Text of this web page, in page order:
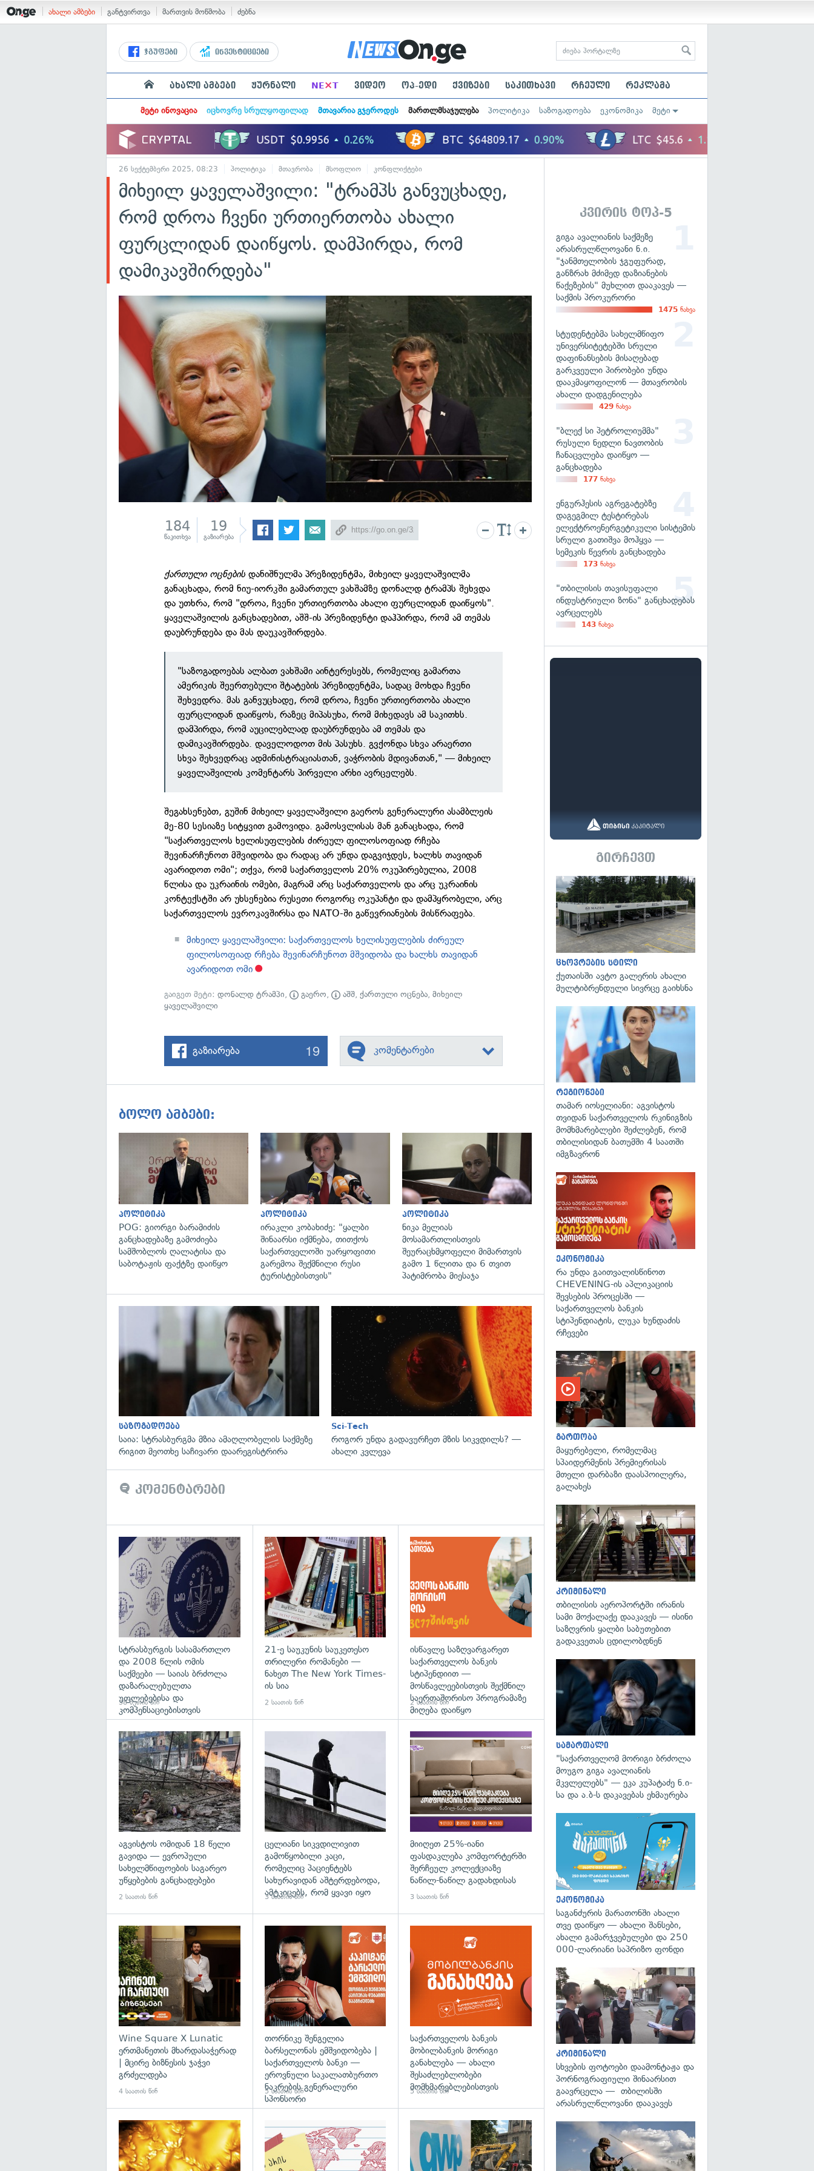
ახალი ამბები განტვირთვა მართვის მოწმობა ძებნა
ჯგუფები ინვესტიციები
ახალი ამბები ჟურნალი NE×T ვიდეო ოპ-ედი ქვიზები საკითხავი რჩეული რეკლამა
მეტი ინოვაცია იცხოვრე სრულყოფილად მთავარია გჯეროდეს მართლმსაჯულება პოლიტიკა საზოგადოება ეკონომიკა მეტი
26 სექტემბერი 2025, 08:23 პოლიტიკა მთავრობა მსოფლიო კონფლიქტები
მიხეილ ყაველაშვილი: "ტრამპს განვუცხადე,
რომ დროა ჩვენი ურთიერთობა ახალი
ფურცლიდან დაიწყოს. დამპირდა, რომ
დამიკავშირდება"
184
წაკითხვა
19
გაზიარება
ქართული ოცნებისდანიშნულმა პრეზიდენტმა, მიხეილ ყაველაშვილმა
განაცხადა, რომ ნიუ-იორკში გამართულ ვახშამზე დონალდ ტრამპს შეხვდა
და უთხრა, რომ "დროა, ჩვენი ურთიერთობა ახალი ფურცლიდან დაიწყოს".
ყაველაშვილის განცხადებით, აშშ-ის პრეზიდენტი დაჰპირდა, რომ ამ თემას
დაუბრუნდება და მას დაუკავშირდება.
"საზოგადოებას ალბათ ვახშამი აინტერესებს, რომელიც გამართა
ამერიკის შეერთებული შტატების პრეზიდენტმა, სადაც მოხდა ჩვენი
შეხვედრა. მას განვუცხადე, რომ დროა, ჩვენი ურთიერთობა ახალი
ფურცლიდან დაიწყოს, რაზეც მიპასუხა, რომ მიხედავს ამ საკითხს.
დამპირდა, რომ აუცილებლად დაუბრუნდება ამ თემას და
დამიკავშირდება. დაველოდოთ მის პასუხს. გვქონდა სხვა არაერთი
სხვა შეხვედრაც ადმინისტრაციასთან, ვაჭრობის მდივანთან," — მიხეილ
ყაველაშვილის კომენტარს პირველი არხი ავრცელებს.
შეგახსენებთ, გუშინ მიხეილ ყაველაშვილი გაეროს გენერალური ასამბლეის
მე-80 სესიაზე სიტყვით გამოვიდა. გამოსვლისას მან განაცხადა, რომ
"საქართველოს ხელისუფლების ძირეულ ფილოსოფიად რჩება
შევინარჩუნოთ მშვიდობა და რადაც არ უნდა დაგვიჯდეს, ხალხს თავიდან
ავარიდოთ ომი"; თქვა, რომ საქართველოს 20% ოკუპირებულია, 2008
წლისა და უკრაინის ომები, მაგრამ არც საქართველოს და არც უკრაინის
კონტექსტში არ უხსენებია რუსეთი როგორც ოკუპანტი და დამპყრობელი, არც
საქართველოს ევროკავშირსა და NATO-ში გაწევრიანების მისწრაფება.
მიხეილ ყაველაშვილი: საქართველოს ხელისუფლების ძირეულ
ფილოსოფიად რჩება შევინარჩუნოთ მშვიდობა და ხალხს თავიდან
ავარიდოთ ომი
გაიგეთ მეტი:დონალდ ტრამპი, გაერო, აშშ,ქართული ოცნება,მიხეილ
ყაველაშვილი
გაზიარება 19 კომენტარები
ბოლო ამბები:
პოლიტიკა
POG: გიორგი ბარამიძის
განცხადებაზე გამოძიება
სამშობლოს ღალატისა და
საბოტაჟის ფაქტზე დაიწყო
გადახედვა
პოლიტიკა
ირაკლი კობახიძე: "ყალბი
შინაარსი იქმნება, თითქოს
საქართველოში უარყოფითი
გარემოა შექმნილი რუსი
ტურისტებისთვის"
გადახედვა
პოლიტიკა
ნიკა მელიას
მოსამართლისთვის
შეურაცხმყოფელი მიმართვის
გამო 1 წლითა და 6 თვით
პატიმრობა მიესაჯა
გადახედვა
საზოგადოება
საია: სტრასბურგმა მზია ამაღლობელის საქმეზე
რიგით მეოთხე საჩივარი დაარეგისტრირა
გადახედვა
Sci-Tech
როგორ უნდა გადავურჩეთ მზის სიკვდილს? —
ახალი კვლევა
კომენტარები
გადახედვა
სტრასბურგის სასამართლო
და 2008 წლის ომის
საქმეები — საიას ბრძოლა
დაზარალებულთა
უფლებებისა და
კომპენსაციებისთვის
38 წუთის წინ
გადახედვა
21-ე საუკუნის საუკეთესო
თრილერი რომანები —
ნახეთ The New York Times-
ის სია
2 საათის წინ
ისწავლე საზღვარგარეთ
საქართველოს ბანკის
სტიპენდიით —
მოსწავლეებისთვის შექმნილ
საერთაშორისო პროგრამაზე
მიღება დაიწყო
2 საათის წინ
აგვისტოს ომიდან 18 წელი
გავიდა — ევროპული
სახელმწიფოების საგარეო
უწყებების განცხადებები
2 საათის წინ
გადახედვა
ცელიანი სიკვდილივით
გამოწყობილი კაცი,
რომელიც პაციენტებს
სახურავიდან აშტერდებოდა,
ამტკიცებს, რომ ყვავი იყო
3 საათის წინ
მიიღეთ 25%-იანი
ფასდაკლება კომფორტერში
შერჩეულ კოლექციაზე
ნაწილ-ნაწილ გადახდისას
3 საათის წინ
Wine Square X Lunatic
ერთმანეთის მხარდასაჭერად
| მცირე ბიზნესის ჯაჭვი
გრძელდება
4 საათის წინ
თორნიკე შენგელია
ბარსელონას ემშვიდობება |
საქართველოს ბანკი —
ეროვნული საკალათბურთო
ნაკრების გენერალური
სპონსორი
5 საათის წინ
საქართველოს ბანკის
მობილბანკის მორიგი
განახლება — ახალი
შესაძლებლობები
მომხმარებლებისთვის
5 საათის წინ
გადახედვა
კვირის ტოპ-5
გიგა ავალიანის საქმეზე
არასრულწლოვანი ნ.ი.
"ჯანმთელობის ჯგუფურად,
განზრახ მძიმედ დაზიანების
წაქეზების" მუხლით დააკავეს —
საქმის პროკურორი
1475 ნახვა
სტუდენტებმა სახელმწიფო
უნივერსიტეტებში სრული
დაფინანსების მისაღებად
გარკვეული პირობები უნდა
დააკმაყოფილონ — მთავრობის
ახალი დადგენილება
429 ნახვა
"ბლექ სი პეტროლიუმმა"
რუსული ნედლი ნავთობის
ჩანაცვლება დაიწყო —
განცხადება
177 ნახვა
ენგურჰესის აგრეგატებზე
დაგეგმილ ტესტირებას
ელექტროენერგეტიკული სისტემის
სრული გათიშვა მოჰყვა —
სემეკის წევრის განცხადება
173 ნახვა
"თბილისის თავისუფალი
ინდუსტრიული ზონა" განცხადებას
ავრცელებს
143 ნახვა
გირჩევთ
ცხოვრების სტილი
ქუთაისში ავტო გალერის ახალი
მულტიბრენდული სივრცე გაიხსნა
რეგიონები
თამარ იოსელიანი: აგვისტოს
თვიდან საქართველოს რკინიგზის
მომხმარებლები შეძლებენ, რომ
თბილისიდან ბათუმში 4 საათში
იმგზავრონ
ეკონომიკა
რა უნდა გაითვალისწინოთ
CHEVENING-ის აპლიკაციის
შევსების პროცესში —
საქართველოს ბანკის
სტიპენდიატის, ლუკა ხუნდაძის
რჩევები
გართობა
მაყურებელი, რომელმაც
სპაიდერმენის პრემიერისას
მთელი დარბაზი დაასპოილერა,
გალახეს
კრიმინალი
თბილისის აეროპორტში ირანის
სამი მოქალაქე დააკავეს — ისინი
საზღვრის ყალბი საბუთებით
გადაკვეთას ცდილობდნენ
სამართალი
"საქართველომ მორიგი ბრძოლა
მოუგო გიგა ავალიანის
მკვლელებს" — ეკა კუპატაძე ნ.ი-
სა და ა.ბ-ს დაკავებას ეხმაურება
ეკონომიკა
საგანძურის მარათონში ახალი
თვე დაიწყო — ახალი შანსები,
ახალი გამარჯვებულები და 250
000-ლარიანი საპრიზო ფონდი
კრიმინალი
სხვების ფოტოები დაამონტაჟა და
პორნოგრაფიული შინაარსით
გაავრცელა — თბილისში
არასრულწლოვანი დააკავეს